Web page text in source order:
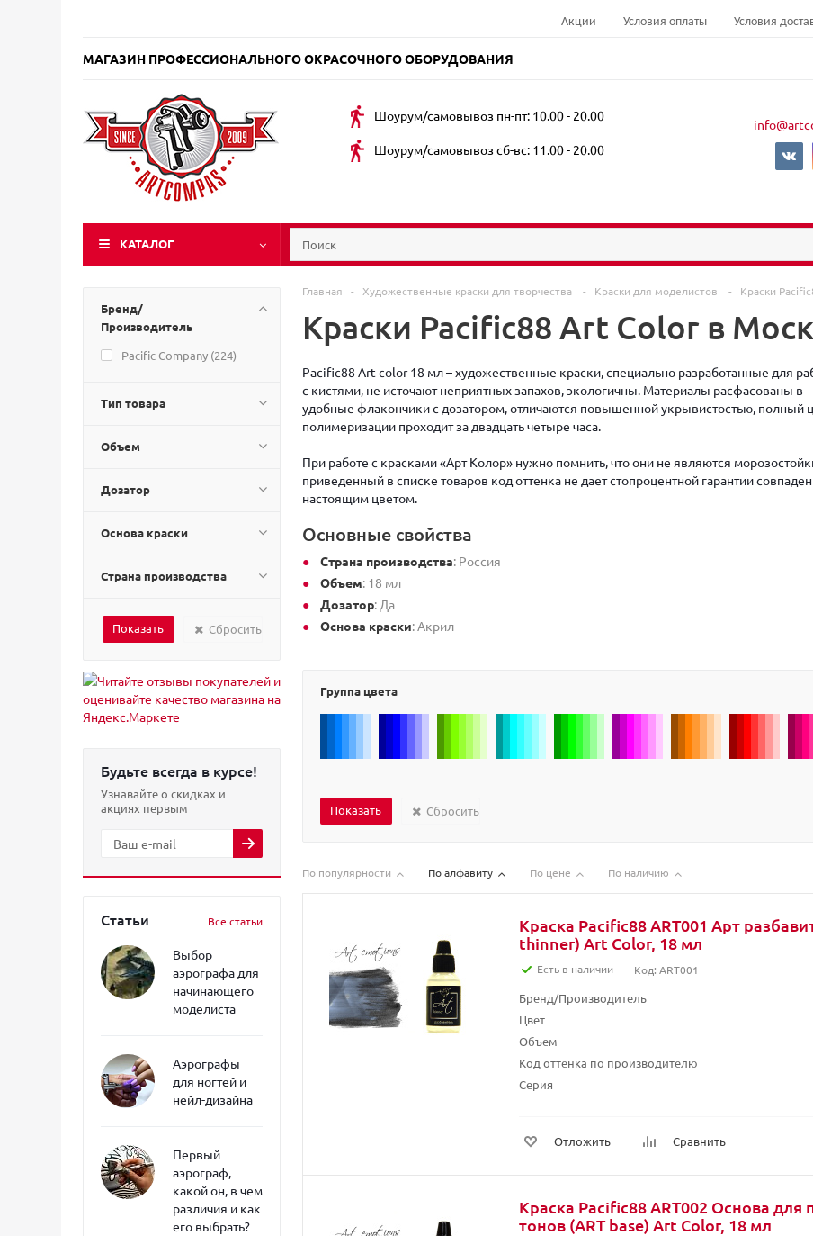
Акции Условия оплаты Условия
МАГАЗИН ПРОФЕССИОНАЛЬНОГО ОКРАСОЧНОГО ОБОРУДОВАНИЯ
Шоурум/самовывоз пн-пт: 10.00 - 20.00
Шоурум/самовывоз сб-вс: 11.00 - 20.00
КАТАЛОГ
Бренд/
Производитель
Pacific Company (224)
Тип товара
Объем
Дозатор
Основа краски
Страна производства
Сбросить
Будьте всегда в курсе!
Узнавайте о скидках и
акциях первым
Статьи Все статьи
Выбор
аэрографа для
начинающего
моделиста
Аэрографы
для ногтей и
нейл-дизайна
Первый
аэрограф,
какой он, в чем
различия и как
его выбрать?
Главная - Художественные краски для творчества - Краски для моделистов - Краски
Краски Pacific88 Art Color в
Pacific88 Art color 18 мл – художественные краски, специально разработанные для
с кистями, не источают неприятных запахов, экологичны. Материалы расфасованы в
удобные флакончики с дозатором, отличаются повышенной укрывистостью, полный
полимеризации проходит за двадцать четыре часа.
При работе с красками «Арт Колор» нужно помнить, что они не являются
приведенный в списке товаров код оттенка не дает стопроцентной гарантии
настоящим цветом.
Основные свойства
Страна производства: Россия
Объем: 18 мл
Дозатор: Да
Основа краски: Акрил
Группа цвета
Сбросить
По популярности По алфавиту По цене По наличию
Краска Pacific88 ART001 Арт
thinner) Art Color, 18 мл
Есть в наличии Код: ART001
Бренд/Производитель
Цвет
Объем
Код оттенка по производителю
Серия
Отложить Сравнить
Краска Pacific88 ART002 Основа для
тонов (ART base) Art Color, 18 мл